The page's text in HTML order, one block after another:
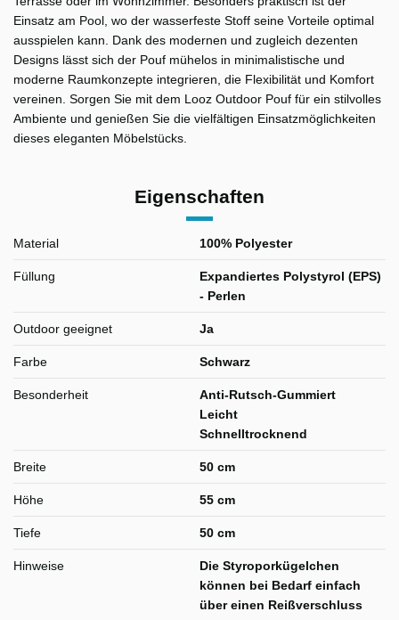
Einsatz am Pool, wo der wasserfeste Stoff seine Vorteile optimal
ausspielen kann. Dank des modernen und zugleich dezenten
Designs lässt sich der Pouf mühelos in minimalistische und
moderne Raumkonzepte integrieren, die Flexibilität und Komfort
vereinen. Sorgen Sie mit dem Looz Outdoor Pouf für ein stilvolles
Ambiente und genießen Sie die vielfältigen Einsatzmöglichkeiten
dieses eleganten Möbelstücks.
Eigenschaften
Material 100% Polyester
Füllung
Expandiertes Polystyrol (EPS)
- Perlen
Outdoor geeignet Ja
Farbe Schwarz
Besonderheit
Anti-Rutsch-Gummiert
Leicht
Schnelltrocknend
Breite 50 cm
Höhe 55 cm
Tiefe 50 cm
Hinweise
Die Styroporkügelchen
können bei Bedarf einfach
über einen Reißverschluss